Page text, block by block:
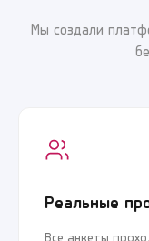
Мы создали
Реальные